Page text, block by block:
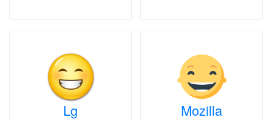
Lg Mozilla